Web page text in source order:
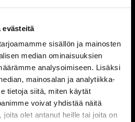
evästeitä
sisällön ja mainosten
median ominaisuuksien
analysoimiseen. Lisäksi
mainosalan ja analytiikka-
tietoja siitä, miten käytät
voivat yhdistää näitä
joita olet antanut heille tai joita on